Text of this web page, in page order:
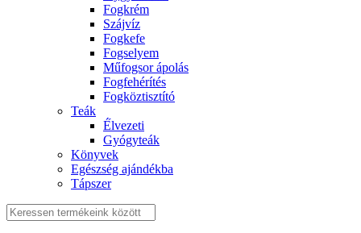
Fogkrém
Szájvíz
Fogkefe
Fogselyem
Műfogsor ápolás
Fogfehérítés
Fogköztisztító
Teák
É́lvezeti
Gyógyteák
Könyvek
Egészség ajándékba
Tápszer